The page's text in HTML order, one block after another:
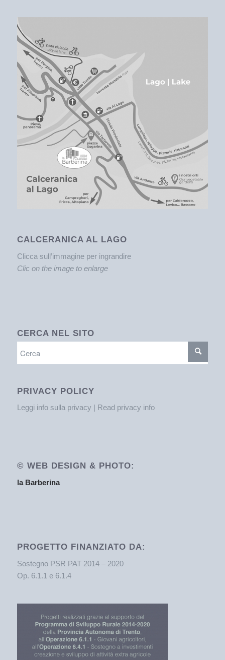
CALCERANICA AL LAGO
Clicca sull’immagine per ingrandire
Clic on the image to enlarge
CERCA NEL SITO
PRIVACY POLICY
Leggi info sulla privacy | Read privacy info
© WEB DESIGN & PHOTO:
la Barberina
PROGETTO FINANZIATO DA:
Sostegno PSR PAT 2014 – 2020
Op. 6.1.1 e 6.1.4